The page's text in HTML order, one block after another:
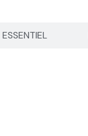
ESSENTIEL